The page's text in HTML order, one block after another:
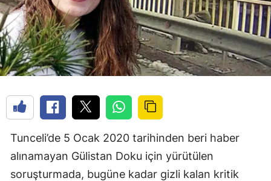
Tunceli’de 5 Ocak 2020 tarihinden beri haber
alınamayan Gülistan Doku için yürütülen
soruşturmada, bugüne kadar gizli kalan kritik